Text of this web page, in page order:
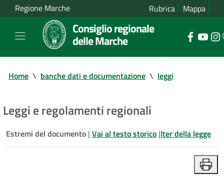
Regione Marche Rubrica Mappa
Consiglio regionale
delle Marche
Home \ banche dati e documentazione \ leggi
Leggi e regolamenti regionali
Estremi del documento | Vai al testo storico |Iter della legge